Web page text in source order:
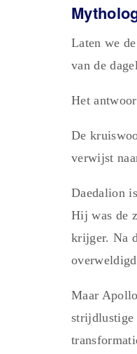
Laten we
van de
Het
De
verwijst
Daedalion
Hij was de
krijger. Na
Maar
strijdlustige